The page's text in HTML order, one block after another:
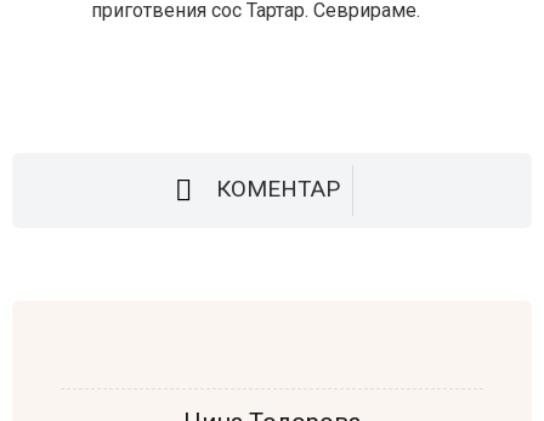
приготвения сос Тартар. Севрираме.
КОМЕНТАР